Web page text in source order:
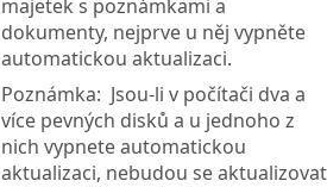
majetek s poznámkami a
dokumenty, nejprve u něj vypněte
automatickou aktualizaci.
Poznámka: Jsou-li v počítači dva a
více pevných disků a u jednoho z
nich vypnete automatickou
aktualizaci, nebudou se aktualizovat